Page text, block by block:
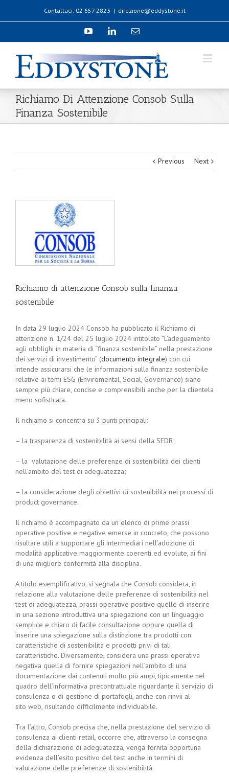
Contattaci: 02 657 2823 | direzione@eddystone.it
Richiamo Di Attenzione Consob Sulla
Finanza Sostenibile
Previous Next
Richiamo di attenzione Consob sulla finanza
sostenibile
In data 29 luglio 2024 Consob ha pubblicato il Richiamo di
attenzione n. 1/24 del 25 luglio 2024 intitolato “L’adeguamento
agli obblighi in materia di “finanza sostenibile” nella prestazione
dei servizi di investimento” (documento integrale) con cui
intende assicurarsi che le informazioni sulla finanza sostenibile
relative ai temi ESG (Enviromental, Social, Governance) siano
sempre più chiare, concise e comprensibili anche per la clientela
meno sofisticata.
Il richiamo si concentra su 3 punti principali:
– la trasparenza di sostenibilità ai sensi della SFDR;
– la valutazione delle preferenze di sostenibilità dei clienti
nell’ambito del test di adeguatezza;
– la considerazione degli obiettivi di sostenibilità nei processi di
product governance.
Il richiamo è accompagnato da un elenco di prime prassi
operative positive e negative emerse in concreto, che possono
risultare utili a supportare gli intermediari nell’adozione di
modalità applicative maggiormente coerenti ed evolute, ai fini
di una migliore conformità alla disciplina.
A titolo esemplificativo, si segnala che Consob considera, in
relazione alla valutazione delle preferenze di sostenibilità nel
test di adeguatezza, prassi operative positive quelle di inserire
in una sezione introduttiva una spiegazione con un linguaggio
semplice e chiaro di facile consultazione oppure quella di
inserire una spiegazione sulla distinzione tra prodotti con
caratteristiche di sostenibilità e prodotti privi di tali
caratteristiche. Diversamente, considera una prassi operativa
negativa quella di fornire spiegazioni nell’ambito di una
documentazione dai contenuti molto più ampi, tipicamente nel
quadro dell’informativa precontrattuale riguardante il servizio di
consulenza o di gestione di portafogli, anche con rinvii al
sito web, risultando difficilmente individuabile.
Tra l’altro, Consob precisa che, nella prestazione del servizio di
consulenza ai clienti retail, occorre che, attraverso la consegna
della dichiarazione di adeguatezza, venga fornita opportuna
evidenza dell’esito positivo del test anche in termini di
valutazione delle preferenze di sostenibilità.